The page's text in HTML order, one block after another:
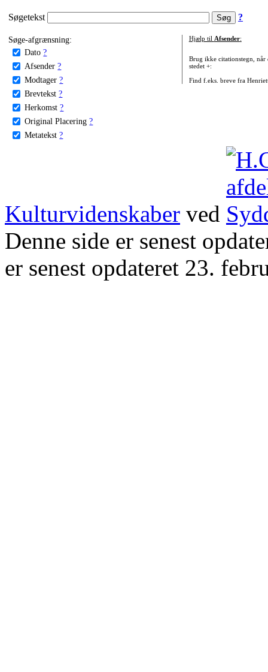
Søgetekst ?
Søge-afgrænsning:
Dato ?
Afsender ?
Modtager ?
Brevtekst ?
Herkomst ?
Original Placering ?
Metatekst ?
Hjælp til Afsender:
Brug ikke citationstegn, når
stedet +:
Find f.eks. breve fra
Kulturvidenskaber ved
Denne side er senest
er senest opdateret 23.